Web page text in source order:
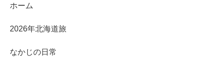
ホーム
2026年北海道旅
なかじの日常